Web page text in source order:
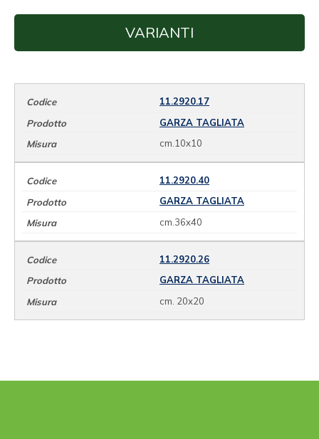
VARIANTI
11.2920.17
GARZA TAGLIATA
cm.10x10
11.2920.40
GARZA TAGLIATA
cm.36x40
11.2920.26
GARZA TAGLIATA
cm. 20x20